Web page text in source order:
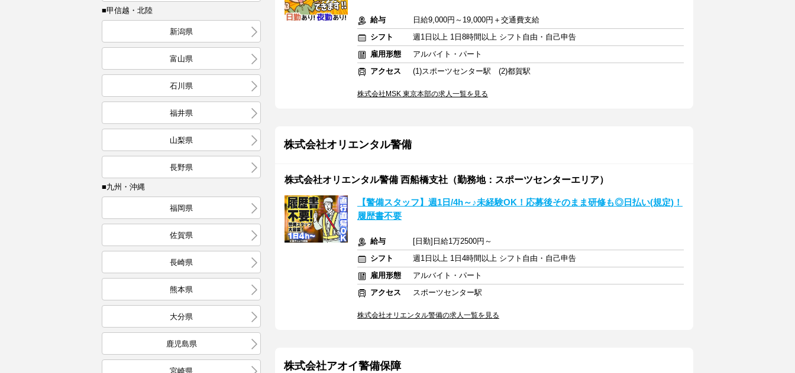
■甲信越・北陸
新潟県
富山県
石川県
福井県
山梨県
長野県
■九州・沖縄
福岡県
佐賀県
長崎県
熊本県
大分県
鹿児島県
宮崎県
給与
日給9,000円～19,000円＋交通費支給
シフト
週1日以上 1日8時間以上 シフト自由・自己申告
雇用形態
アルバイト・パート
アクセス
(1)スポーツセンター駅 (2)都賀駅
株式会社MSK 東京本部の求人一覧を見る
株式会社オリエンタル警備
株式会社オリエンタル警備 西船橋支社（勤務地：スポーツセンターエリア）
【警備スタッフ】週1日/4h～♪未経験OK！応募後そのまま研修も◎日払い(規定)！
履歴書不要
給与
[日勤]日給1万2500円～
シフト
週1日以上 1日4時間以上 シフト自由・自己申告
雇用形態
アルバイト・パート
アクセス
スポーツセンター駅
株式会社オリエンタル警備の求人一覧を見る
株式会社アオイ警備保障